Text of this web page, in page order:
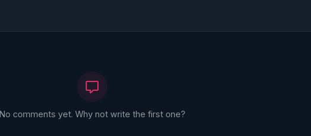
No comments yet. Why not write the first one?